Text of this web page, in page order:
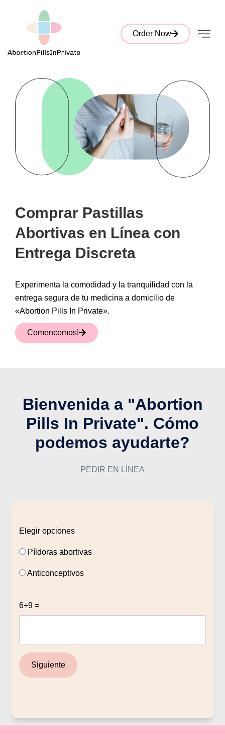
Order Now
Comprar Pastillas
Abortivas en Línea con
Entrega Discreta
Experimenta la comodidad y la tranquilidad con la
entrega segura de tu medicina a domicilio de
«Abortion Pills In Private».
Comencemos!
Bienvenida a "Abortion
Pills In Private". Cómo
podemos ayudarte?
PEDIR EN LÍNEA
Elegir opciones
Píldoras abortivas
Anticonceptivos
6+9 =
Siguiente